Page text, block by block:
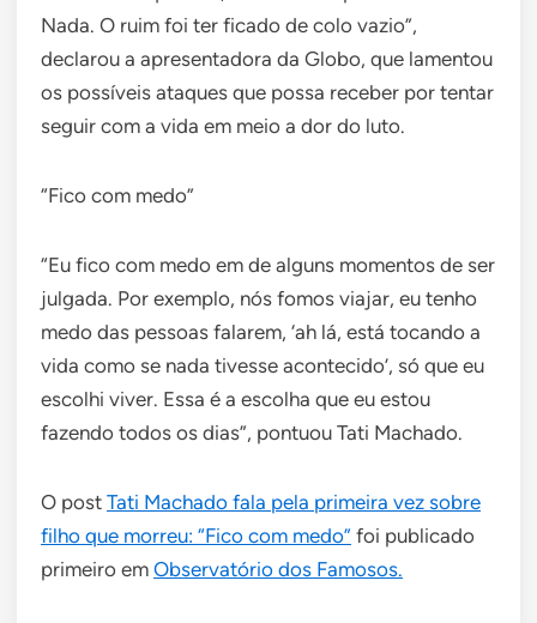
Nada. O ruim foi ter ficado de colo vazio”,
declarou a apresentadora da Globo, que lamentou
os possíveis ataques que possa receber por tentar
seguir com a vida em meio a dor do luto.
“Fico com medo”
“Eu fico com medo em de alguns momentos de ser
julgada. Por exemplo, nós fomos viajar, eu tenho
medo das pessoas falarem, ‘ah lá, está tocando a
vida como se nada tivesse acontecido’, só que eu
escolhi viver. Essa é a escolha que eu estou
fazendo todos os dias”, pontuou Tati Machado.
O post Tati Machado fala pela primeira vez sobre
filho que morreu: “Fico com medo” foi publicado
primeiro em Observatório dos Famosos.